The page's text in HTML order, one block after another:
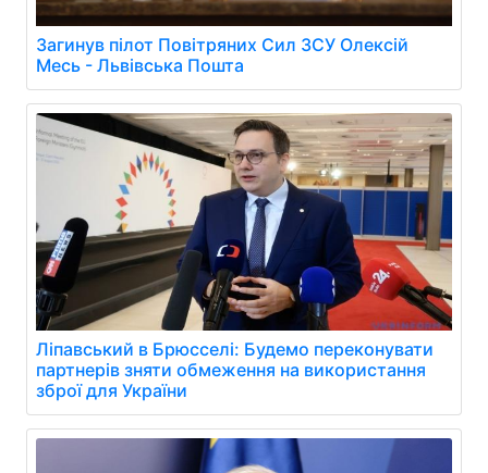
Загинув пілот Повітряних Сил ЗСУ Олексій
Месь - Львівська Пошта
Ліпавський в Брюсселі: Будемо переконувати
партнерів зняти обмеження на використання
зброї для України